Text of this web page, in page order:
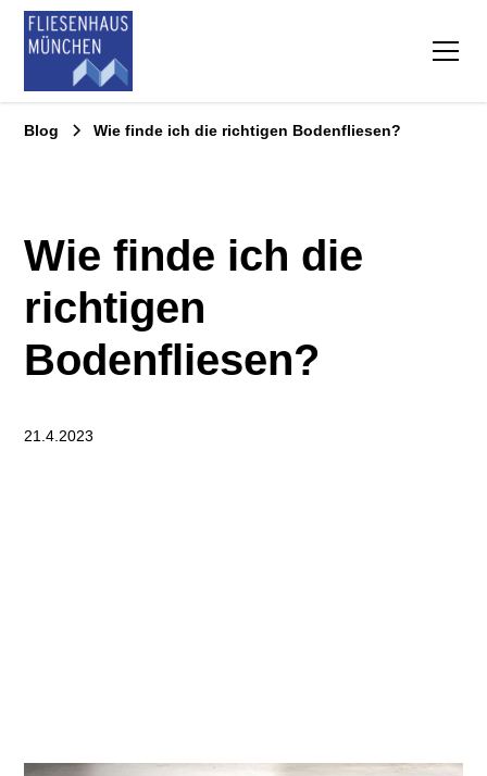
Blog Wie finde ich die richtigen Bodenfliesen?
Wie finde ich die
richtigen
Bodenfliesen?
21.4.2023